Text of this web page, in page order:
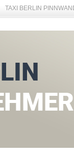
TAXI BERLIN